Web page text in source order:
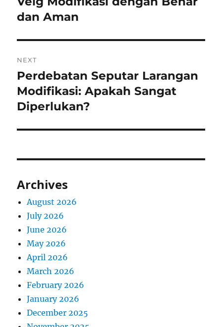
dan Aman
NEXT
Next
post:
Perdebatan Seputar Larangan
Modifikasi: Apakah Sangat
Diperlukan?
Archives
August 2026
July 2026
June 2026
May 2026
April 2026
March 2026
February 2026
January 2026
December 2025